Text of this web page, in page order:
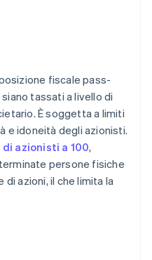
fiscale pass-
tassati a livello di
È soggetta a limiti
e idoneità degli azionisti.
di azionisti a 100,
persone fisiche
azioni, il che limita la